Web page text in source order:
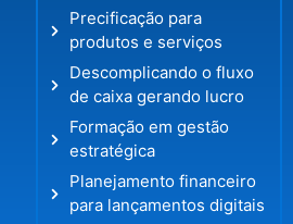
Precificação para
produtos e serviços
Descomplicando o fluxo
de caixa gerando lucro
Formação em gestão
estratégica
Planejamento financeiro
para lançamentos digitais